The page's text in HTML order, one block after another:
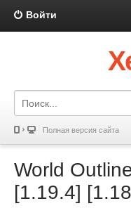
Войти
Полная версия сайта
World
[1.19.4]